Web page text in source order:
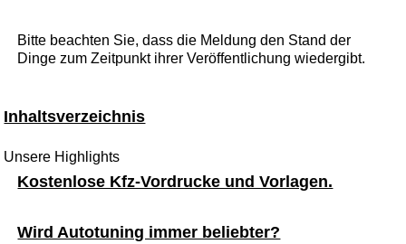
Bitte beachten Sie, dass die Meldung den Stand der
Dinge zum Zeitpunkt ihrer Veröffentlichung wiedergibt.
Inhaltsverzeichnis
Unsere Highlights
Kostenlose Kfz-Vordrucke und Vorlagen.
Wird Autotuning immer beliebter?